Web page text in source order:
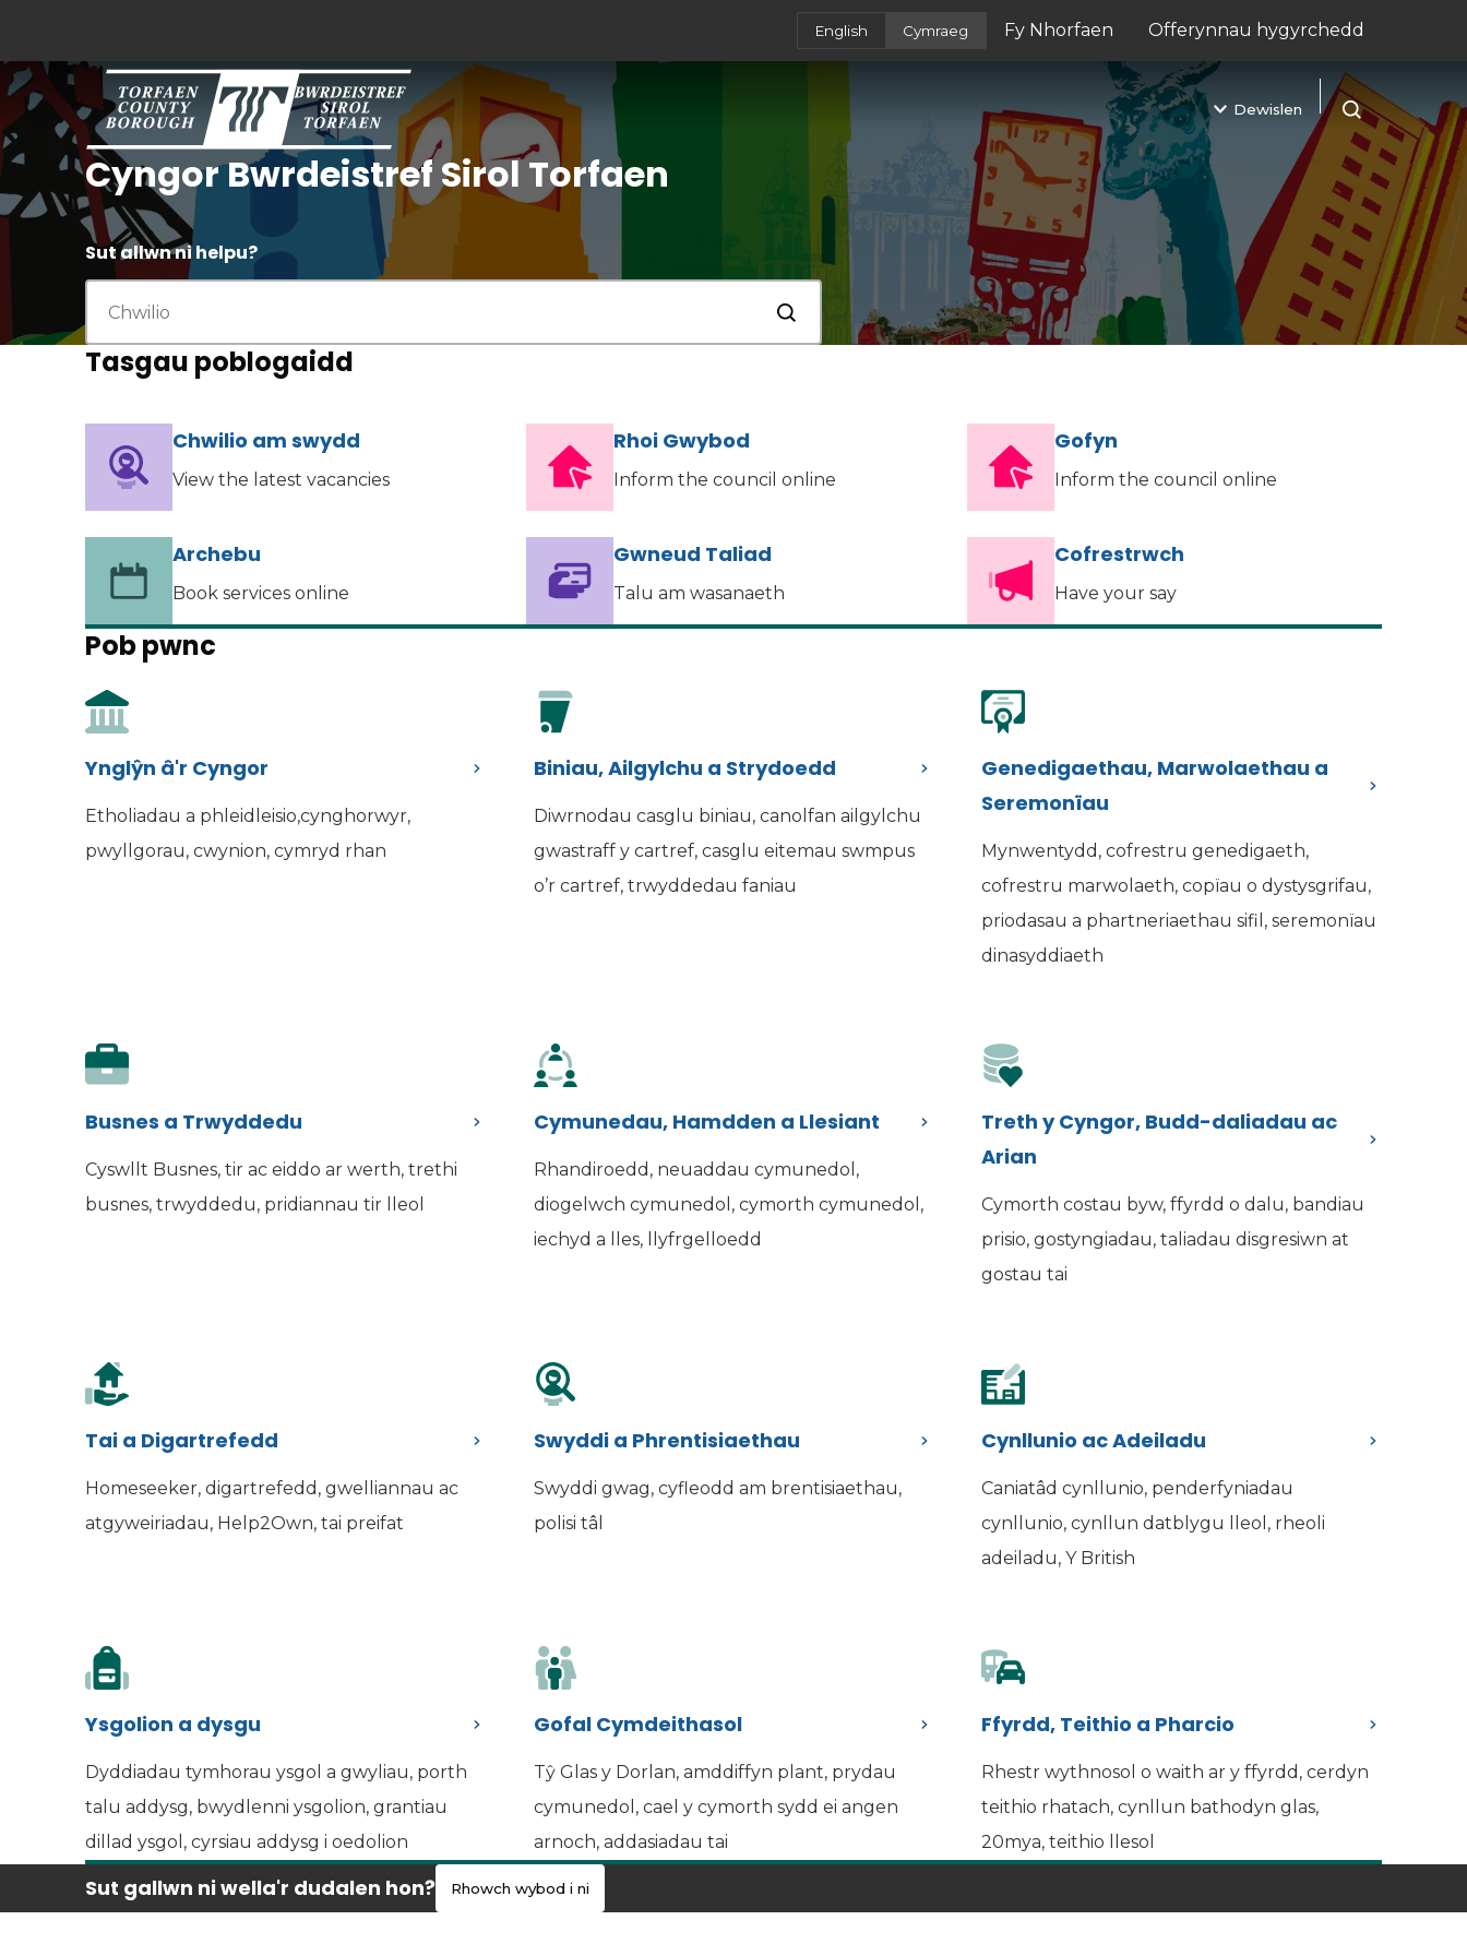
English Cymraeg Fy Nhorfaen
(yn agor mewn tab newydd)
Offerynnau hygyrchedd
Dewislen
Agor chwilio
Cyngor Bwrdeistref Sirol Torfaen
Sut allwn ni helpu?
Cyflwyno
Tasgau poblogaidd
Chwilio am swydd
(yn agor mewn tab newydd)
View the latest vacancies
Rhoi Gwybod
Inform the council online
Gofyn
Inform the council online
Archebu
Book services online
Gwneud Taliad
Talu am wasanaeth
Cofrestrwch
Have your say
Pob pwnc
Ynglŷn â'r Cyngor
Etholiadau a phleidleisio,cynghorwyr,
pwyllgorau, cwynion, cymryd rhan
Biniau, Ailgylchu a Strydoedd
Diwrnodau casglu biniau, canolfan ailgylchu
gwastraff y cartref, casglu eitemau swmpus
o’r cartref, trwyddedau faniau
Genedigaethau, Marwolaethau a
Seremonïau
Mynwentydd, cofrestru genedigaeth,
cofrestru marwolaeth, copïau o dystysgrifau,
priodasau a phartneriaethau sifil, seremonïau
dinasyddiaeth
Busnes a Trwyddedu
Cyswllt Busnes, tir ac eiddo ar werth, trethi
busnes, trwyddedu, pridiannau tir lleol
Cymunedau, Hamdden a Llesiant
Rhandiroedd, neuaddau cymunedol,
diogelwch cymunedol, cymorth cymunedol,
iechyd a lles, llyfrgelloedd
Treth y Cyngor, Budd-daliadau ac
Arian
Cymorth costau byw, ffyrdd o dalu, bandiau
prisio, gostyngiadau, taliadau disgresiwn at
gostau tai
Tai a Digartrefedd
Homeseeker, digartrefedd, gwelliannau ac
atgyweiriadau, Help2Own, tai preifat
Swyddi a Phrentisiaethau
Swyddi gwag, cyfleodd am brentisiaethau,
polisi tâl
Cynllunio ac Adeiladu
Caniatâd cynllunio, penderfyniadau
cynllunio, cynllun datblygu lleol, rheoli
adeiladu, Y British
Ysgolion a dysgu
Dyddiadau tymhorau ysgol a gwyliau, porth
talu addysg, bwydlenni ysgolion, grantiau
dillad ysgol, cyrsiau addysg i oedolion
Gofal Cymdeithasol
Tŷ Glas y Dorlan, amddiffyn plant, prydau
cymunedol, cael y cymorth sydd ei angen
arnoch, addasiadau tai
Ffyrdd, Teithio a Pharcio
Rhestr wythnosol o waith ar y ffyrdd, cerdyn
teithio rhatach, cynllun bathodyn glas,
20mya, teithio llesol
Sut gallwn ni wella'r dudalen hon? Rhowch wybod i ni